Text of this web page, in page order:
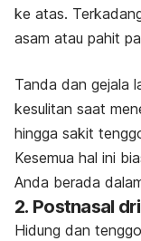
ke atas.
asam atau pahit
Tanda dan gejala
kesulitan saat
hingga sakit
Kesemua hal ini
Anda berada
2. Postnasal
Hidung dan